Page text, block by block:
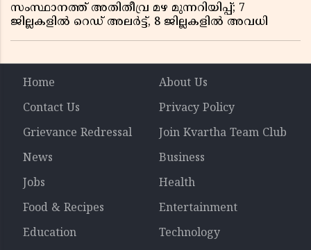
സംസ്ഥാനത്ത് അതിതീവ്ര മഴ മുന്നറിയിപ്പ്; 7
ജില്ലകളിൽ റെഡ് അലർട്ട്, 8 ജില്ലകളിൽ അവധി
Home
About Us
Contact Us
Privacy Policy
Grievance Redressal
Join Kvartha Team Club
News
Business
Jobs
Health
Food & Recipes
Entertainment
Education
Technology